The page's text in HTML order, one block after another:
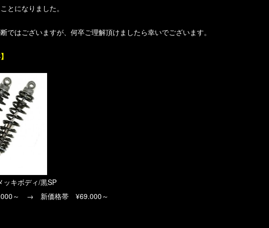
とになりました。
ではございますが、何卒ご理解頂けましたら幸いでございます。
キボディ/黒SP
～ → 新価格帯 ¥69.000～